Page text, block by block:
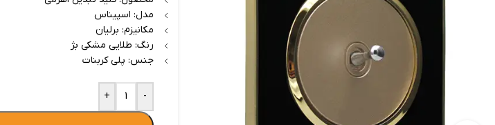
مدل: اسپیناس
مکانیزم: برلیان
رنگ: طلایی مشکی بژ
جنس: پلی کربنات
-
+